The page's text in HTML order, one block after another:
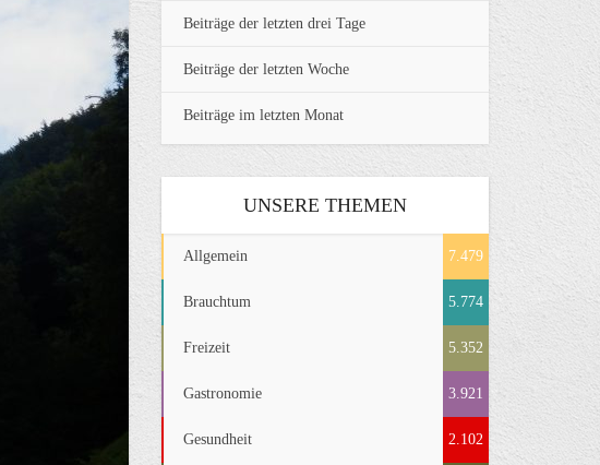
Beiträge der letzten drei Tage
Beiträge der letzten Woche
Beiträge im letzten Monat
UNSERE THEMEN
Allgemein 7.479
Brauchtum 5.774
Freizeit 5.352
Gastronomie 3.921
Gesundheit 2.102